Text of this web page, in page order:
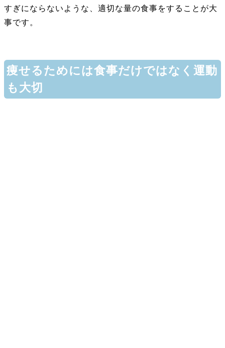
すぎにならないような、適切な量の食事をすることが大
事です。
痩せるためには食事だけではなく運動
も大切